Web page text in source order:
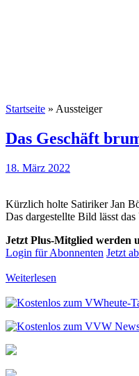
Startseite » Aussteiger
Das Geschäft
18. März 2022
Kürzlich holte Satiriker Jan
Das dargestellte Bild lässt
Jetzt Plus-Mitglied werden
Login für Abonnenten Jetzt
Weiterlesen